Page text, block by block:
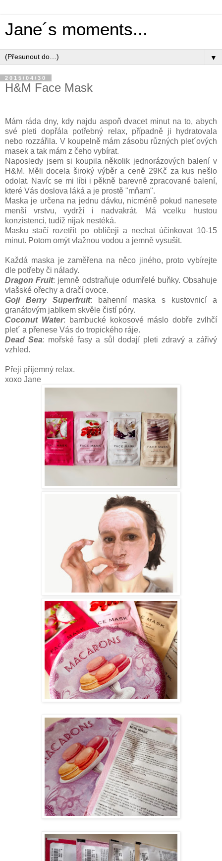
Jane´s moments...
▼
2015/04/30
H&M Face Mask
Mám ráda dny, kdy najdu aspoň dvacet minut na to, abych
své pleti dopřála potřebný relax, případně ji hydratovala
nebo rozzářila. V koupelně mám zásobu různých plet´ových
masek a tak mám z čeho vybírat.
Naposledy jsem si koupila několik jednorázových balení v
H&M. Měli docela široký výběr a ceně 29Kč za kus nešlo
odolat. Navíc se mi líbi i pěkně barevně zpracované balení,
které Vás doslova láká a je prostě "mňam".
Maska je určena na jednu dávku, nicméně pokud nanesete
menší vrstvu, vydrží i nadvakrát. Má vcelku hustou
konzistenci, tudíž nijak nestéká.
Masku stačí rozetřít po obličeji a nechat účinkovat 10-15
minut. Potom omýt vlažnou vodou a jemně vysušit.
Každá maska je zaměřena na něco jiného, proto vybírejte
dle potřeby či nálady.
Dragon Fruit: jemně odstraňuje odumřelé buňky. Obsahuje
vlašské ořechy a dračí ovoce.
Goji Berry Superfruit: bahenní maska s kustovnicí a
granátovým jablkem skvěle čistí póry.
Coconut Water: bambucké kokosové máslo dobře zvlhčí
plet´ a přenese Vás do tropického ráje.
Dead Sea: mořské řasy a sůl dodají pleti zdravý a zářivý
vzhled.
Přeji příjemný relax.
xoxo Jane